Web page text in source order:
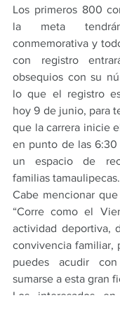
Los primeros 800
la meta
conmemorativa y
con registro
obsequios con su
lo que el registro
hoy 9 de junio, para
que la carrera inicie
en punto de las 6:30
un espacio de
familias tamaulipecas.
Cabe mencionar
“Corre como el
actividad deportiva,
convivencia familiar,
puedes acudir
sumarse a esta gran
Los interesados